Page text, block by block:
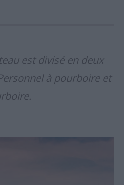
est divisé en deux
à pourboire et